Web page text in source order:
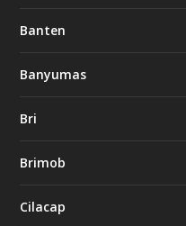
Banten
Banyumas
Bri
Brimob
Cilacap